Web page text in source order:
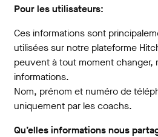
Pour les utilisateurs:
Ces informations sont
utilisées sur notre plateforme
peuvent à tout moment changer,
informations.
Nom, prénom et numéro de
uniquement par les coachs.
Qu’elles informations nous